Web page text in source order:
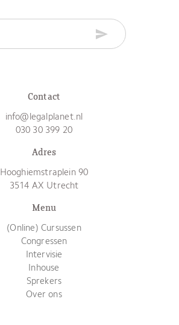
Contact
info@legalplanet.nl
030 30 399 20
Adres
Hooghiemstraplein 90
3514 AX Utrecht
Menu
(Online) Cursussen
Congressen
Intervisie
Inhouse
Sprekers
Over ons